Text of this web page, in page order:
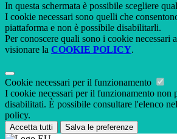
In questa schermata è possibile scegliere
I cookie necessari sono quelli che
piattaforma e non è possibile disabilitarli.
Per conoscere quali sono i cookie necessari
visionare la COOKIE POLICY.
Cookie necessari per il funzionamento
I cookie necessari per il funzionamento non
disabilitati. È possibile consultare l'elenco
policy.
Accetta tutti Salva le preferenze